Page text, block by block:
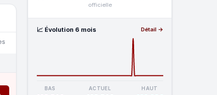
officielle
📈 Évolution 6 mois Détail →
BAS ACTUEL HAUT